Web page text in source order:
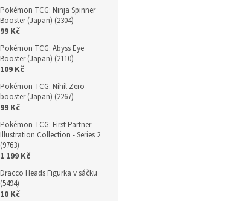
Pokémon TCG: Ninja Spinner
Booster (Japan) (2304)
99 Kč
Pokémon TCG: Abyss Eye
Booster (Japan) (2110)
109 Kč
Pokémon TCG: Nihil Zero
booster (Japan) (2267)
99 Kč
Pokémon TCG: First Partner
Illustration Collection - Series 2
(9763)
1 199 Kč
Dracco Heads Figurka v sáčku
(5494)
10 Kč